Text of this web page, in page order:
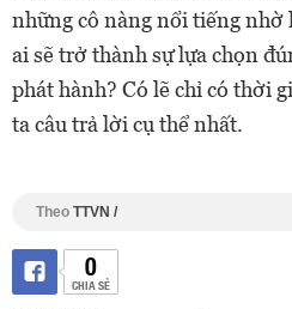
những cô nàng nổi tiếng nhờ
ai sẽ trở thành sự lựa chọn
phát hành? Có lẽ chỉ có thời
ta câu trả lời cụ thể nhất.
Theo TTVN /
0
CHIA SẺ